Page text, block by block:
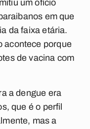
um ofício
em que
da faixa etária.
acontece porque
de vacina com
a dengue era
que é o perfil
mas a